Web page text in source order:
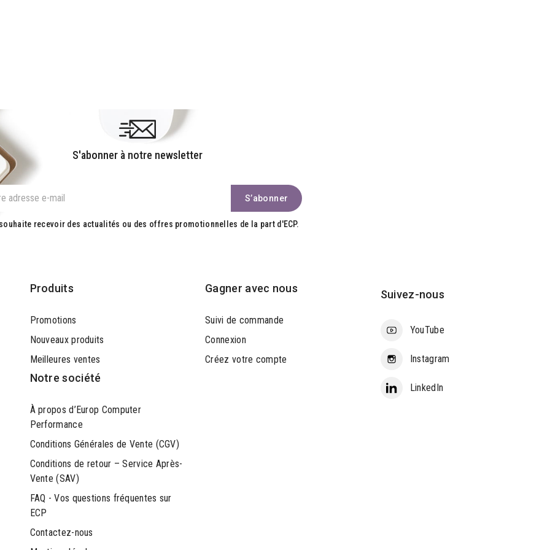
S'abonner à notre newsletter
recevoir des actualités ou des offres promotionnelles de la part d'ECP.
Produits
Promotions
Nouveaux produits
Meilleures ventes
Notre société
À propos d’Europ Computer
Performance
Conditions Générales de Vente (CGV)
Conditions de retour – Service Après-
Vente (SAV)
FAQ - Vos questions fréquentes sur
ECP
Contactez-nous
Gagner avec nous
Suivi de commande
Connexion
Créez votre compte
Suivez-nous
YouTube
Instagram
LinkedIn